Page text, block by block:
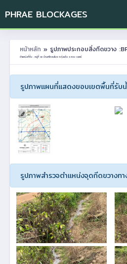
PHRAE BLOCKAGES
หน้าหลัก » รูปภาพประกอบสิ่งกีดขวาง
ตำแหน่งที่ตั้ง : หมู่ที่ 10 บ้านศรีดอนไชย ต.ทุ่งแล้ง อ.ลอง จ.แพร่
รูปภาพแผนที่แสดงขอบเขตพื้นที่รับ
รูปภาพสำรวจตำแหน่งจุดกีดขวางทา